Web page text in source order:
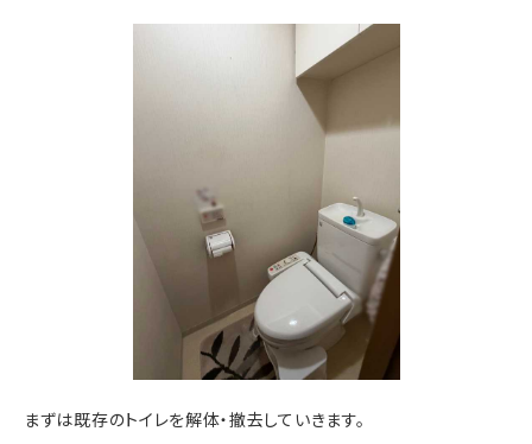
まずは既存のトイレを解体・撤去していきます。